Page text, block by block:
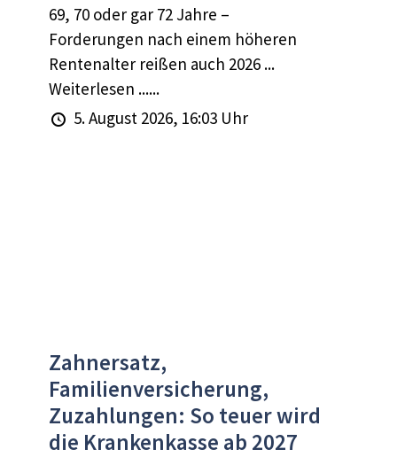
69, 70 oder gar 72 Jahre –
Forderungen nach einem höheren
Rentenalter reißen auch 2026 ...
Weiterlesen ......
5. August 2026, 16:03 Uhr
Zahnersatz,
Familienversicherung,
Zuzahlungen: So teuer wird
die Krankenkasse ab 2027